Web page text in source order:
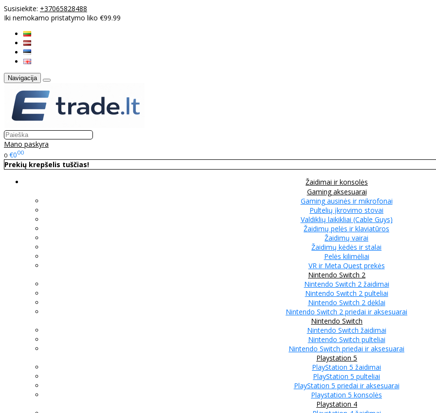
Susisiekite: +37065828488
Iki nemokamo pristatymo liko €99.99
Navigacija
Mano paskyra
0 €000
Prekių krepšelis tuščias!
Žaidimai ir konsolės
Gaming aksesuarai
Gaming ausinės ir mikrofonai
Pultelių įkrovimo stovai
Valdiklių laikikliai (Cable Guys)
Žaidimų pelės ir klaviatūros
Žaidimų vairai
Žaidimų kėdės ir stalai
Pelės kilimėliai
VR ir Meta Quest prekės
Nintendo Switch 2
Nintendo Switch 2 žaidimai
Nintendo Switch 2 pulteliai
Nintendo Switch 2 dėklai
Nintendo Switch 2 priedai ir aksesuarai
Nintendo Switch
Nintendo Switch žaidimai
Nintendo Switch pulteliai
Nintendo Switch priedai ir aksesuarai
Playstation 5
PlayStation 5 žaidimai
PlayStation 5 pulteliai
PlayStation 5 priedai ir aksesuarai
Playstation 5 konsolės
Playstation 4